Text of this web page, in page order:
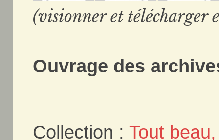
(visionner et télécharger
Ouvrage des
Collection :Tout